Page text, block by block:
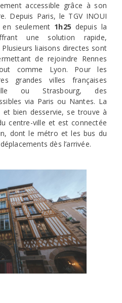
accessible grâce à son
Depuis Paris, le TGV INOUI
seulement 1h25 depuis la
une solution rapide,
liaisons directes sont
de rejoindre Rennes
comme Lyon. Pour les
grandes villes françaises
ou Strasbourg, des
via Paris ou Nantes. La
et bien desservie, se trouve à
centre-ville et est connectée
dont le métro et les bus du
dès l’arrivée.